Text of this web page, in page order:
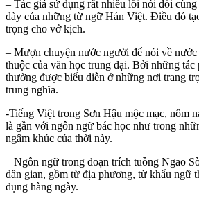
– Tác giả sử dụng rất nhiều lối nói đối
dày của những từ ngữ Hán Việt. Điều đó
trọng cho vở kịch.
– Mượn chuyện nước người để nói về nước
thuộc của văn học trung đại. Bởi những tác
thường được biểu diễn ở những nơi trang
trung nghĩa.
-Tiếng Việt trong Sơn Hậu mộc mạc, nôm
là gần với ngôn ngữ bác học như trong
ngâm khúc của thời này.
– Ngôn ngữ trong đoạn trích tuồng Ngao
dân gian, gồm từ địa phương, từ khẩu ngữ
dụng hàng ngày.